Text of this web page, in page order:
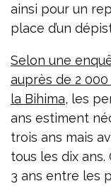
ainsi pour un
place d’un
Selon une
auprès de 2
la Bihima, les
ans estiment
trois ans mais
tous les dix ans.
3 ans entre les